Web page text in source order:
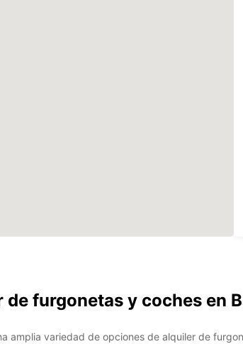
furgonetas y coches en
amplia variedad de opciones de alquiler de